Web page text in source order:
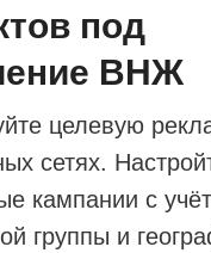
под
ВНЖ
целевую
сетях.
кампании с
группы и